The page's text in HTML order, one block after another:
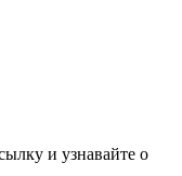
и узнавайте о